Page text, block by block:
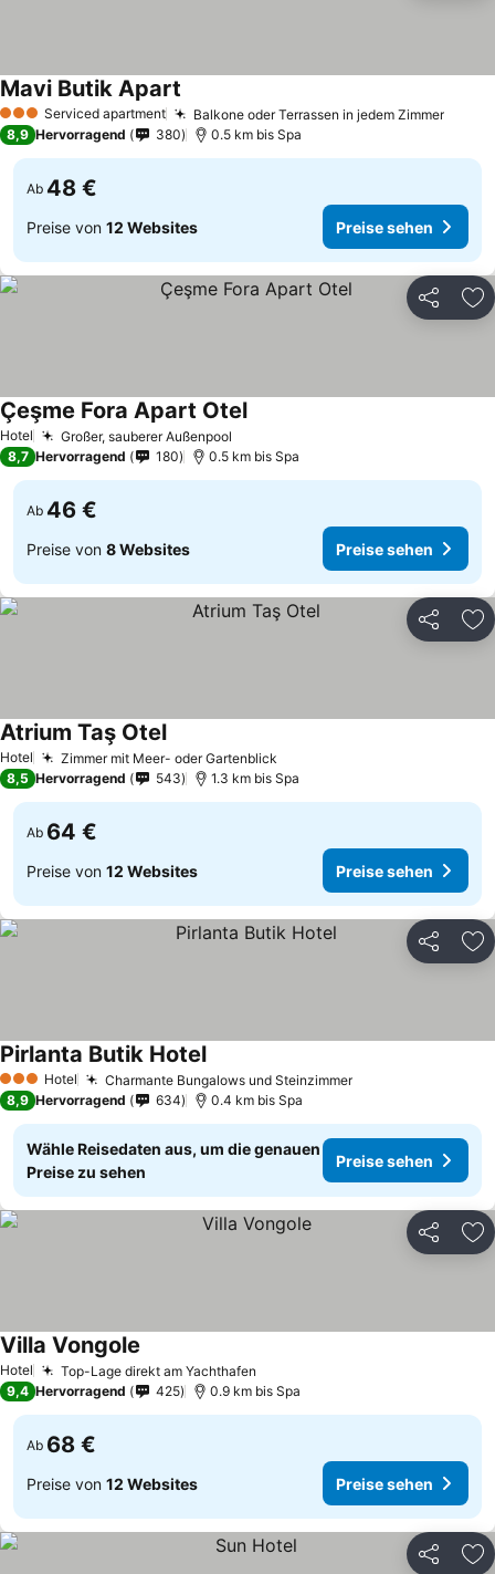
3 SterneServiced apartment Balkone oder Terrassen in jedem Zimmer
Mavi Butik Apart
8,9 Hervorragend 380 0.5 km bis Spa
Ab 48 €
Preise von 12 Websites Preise sehen
Teilen
Hotel Großer, sauberer Außenpool
Çeşme Fora Apart Otel
8,7 Hervorragend 180 0.5 km bis Spa
Ab 46 €
Preise von 8 Websites Preise sehen
Teilen
Hotel Zimmer mit Meer- oder Gartenblick
Atrium Taş Otel
8,5 Hervorragend 543 1.3 km bis Spa
Ab 64 €
Preise von 12 Websites Preise sehen
Teilen
3 SterneHotel Charmante Bungalows und Steinzimmer
Pirlanta Butik Hotel
8,9 Hervorragend 634 0.4 km bis Spa
Wähle Reisedaten aus, um die genauen
Preise zu sehen
Preise sehen
Teilen
Hotel Top-Lage direkt am Yachthafen
Villa Vongole
9,4 Hervorragend 425 0.9 km bis Spa
Ab 68 €
Preise von 12 Websites Preise sehen
Teilen